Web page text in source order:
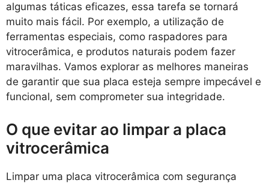
algumas táticas eficazes, essa tarefa se tornará
muito mais fácil. Por exemplo, a utilização de
ferramentas especiais, como raspadores para
vitrocerâmica, e produtos naturais podem fazer
maravilhas. Vamos explorar as melhores maneiras
de garantir que sua placa esteja sempre impecável e
funcional, sem comprometer sua integridade.
O que evitar ao limpar a placa
vitrocerâmica
Limpar uma placa vitrocerâmica com segurança